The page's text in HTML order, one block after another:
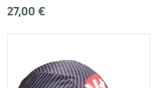
27,00 €